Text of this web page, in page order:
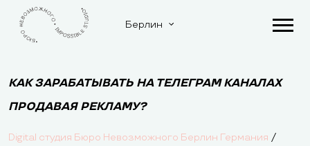
Берлин
КАК ЗАРАБАТЫВАТЬ НА ТЕЛЕГРАМ КАНАЛАХ
ПРОДАВАЯ РЕКЛАМУ?
Digital студия Бюро Невозможного Берлин Германия /